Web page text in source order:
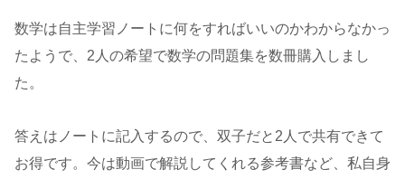
数学は自主学習ノートに何をすればいいのかわからなかっ
たようで、2人の希望で数学の問題集を数冊購入しまし
た。
答えはノートに記入するので、双子だと2人で共有できて
お得です。今は動画で解説してくれる参考書など、私自身